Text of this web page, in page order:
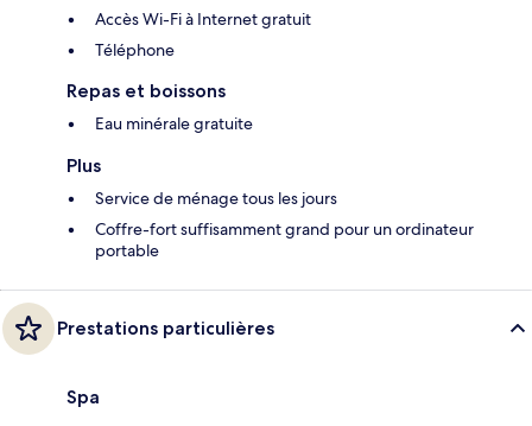
Accès Wi-Fi à Internet gratuit
Téléphone
Repas et boissons
Eau minérale gratuite
Plus
Service de ménage tous les jours
Coffre-fort suffisamment grand pour un ordinateur
portable
Prestations particulières
Spa